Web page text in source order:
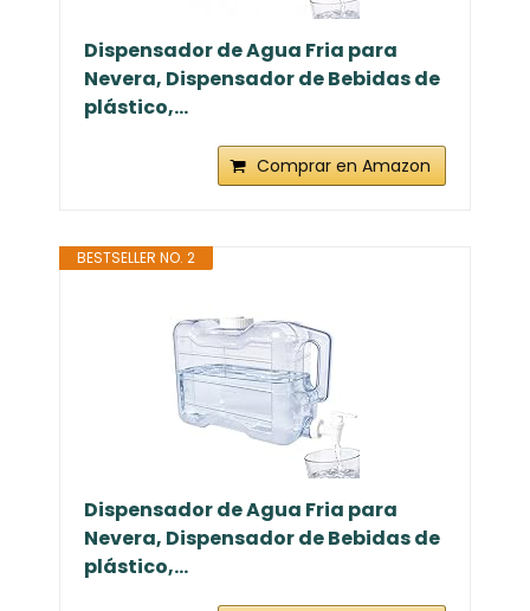
Dispensador de Agua Fria para
Nevera, Dispensador de Bebidas de
plástico,...
Comprar en Amazon
BESTSELLER NO. 2
Dispensador de Agua Fria para
Nevera, Dispensador de Bebidas de
plástico,...